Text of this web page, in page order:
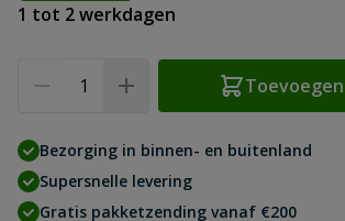
1 tot 2 werkdagen
Toevoegen
Bezorging in binnen- en buitenland
Supersnelle levering
Gratis pakketzending vanaf €200